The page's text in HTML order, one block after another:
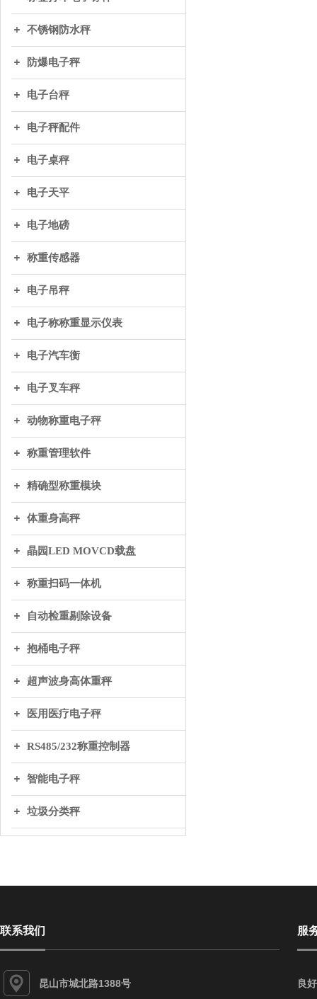
不锈钢防水秤
防爆电子秤
电子台秤
电子秤配件
电子桌秤
电子天平
电子地磅
称重传感器
电子吊秤
电子称称重显示仪表
电子汽车衡
电子叉车秤
动物称重电子秤
称重管理软件
精确型称重模块
体重身高秤
晶园LED MOVCD载盘
称重扫码一体机
自动检重剔除设备
抱桶电子秤
超声波身高体重秤
医用医疗电子秤
RS485/232称重控制器
智能电子秤
垃圾分类秤
联系我们
昆山市城北路1388号
服
良